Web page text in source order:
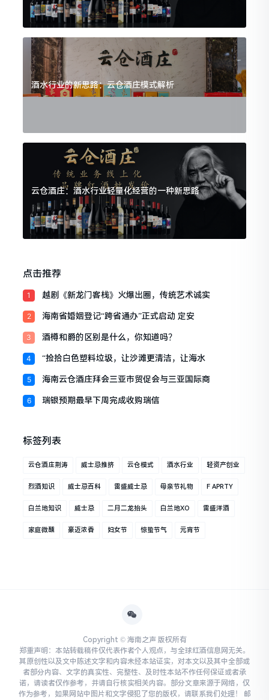
酒水行业的新思路：云仓酒庄模式解析
云仓酒庄：酒水行业轻量化经营的一种新思路
点击推荐
1 越剧《新龙门客栈》火爆出圈，传统艺术诚实
2 海南省婚姻登记“跨省通办”正式启动 定安
3 酒樽和爵的区别是什么，你知道吗？
4 “捡拾白色塑料垃圾，让沙滩更清洁，让海水
5 海南云仓酒庄拜会三亚市贸促会与三亚国际商
6 瑞银预期最早下周完成收购瑞信
标签列表
云仓酒庄荆涛 威士忌推挤 云仓模式 酒水行业 轻资产创业
烈酒知识 威士忌百科 雷盛威士忌 母亲节礼物 F APRTY
白兰地知识 威士忌 二月二龙抬头 白兰地XO 雷盛洋酒
家庭微醺 豪迈浓香 妇女节 惊蛰节气 元宵节
Copyright © 海南之声 版权所有
郑重声明：本站转载稿件仅代表作者个人观点，与全球红酒信息网无关。
其原创性以及文中陈述文字和内容未经本站证实，对本文以及其中全部或
者部分内容、文字的真实性、完整性、及时性本站不作任何保证或者承
诺，请读者仅作参考，并请自行核实相关内容。部分文章来源于网络，仅
作为参考，如果网站中图片和文字侵犯了您的版权，请联系我们处理！ 邮